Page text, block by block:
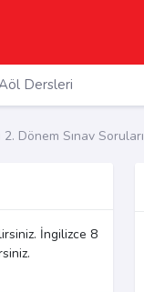
Dersleri
2. Dönem Sınav Soruları
İngilizce 8